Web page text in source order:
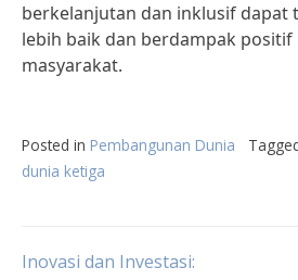
berkelanjutan dan inklusif dapat
lebih baik dan berdampak
masyarakat.
Posted in Pembangunan Dunia
dunia ketiga
Inovasi dan Investasi: